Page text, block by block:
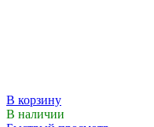
В корзину
В наличии